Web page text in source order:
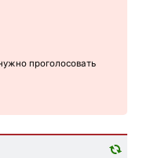
проголосовать